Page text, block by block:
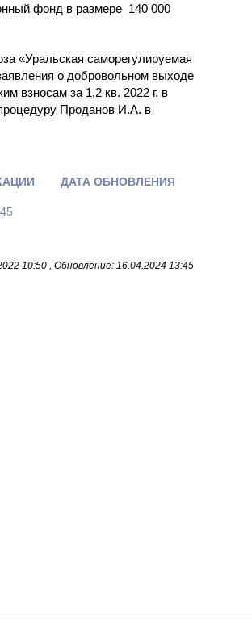
фонд в размере 140 000
«Уральская саморегулируемая
о добровольном выходе
взносам за 1,2 кв. 2022 г. в
Проданов И.А. в
ДАТА ОБНОВЛЕНИЯ
10:50 , Обновление: 16.04.2024 13:45